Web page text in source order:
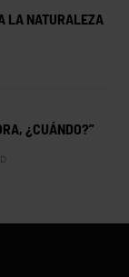
LA NATURALEZA
¿CUÁNDO?”